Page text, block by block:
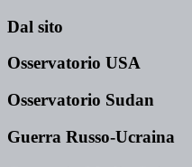
Dal sito
Osservatorio USA
Osservatorio Sudan
Guerra Russo-Ucraina